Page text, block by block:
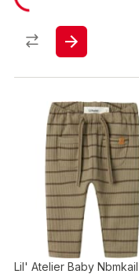
Lil' Atelier Baby Nbmkail